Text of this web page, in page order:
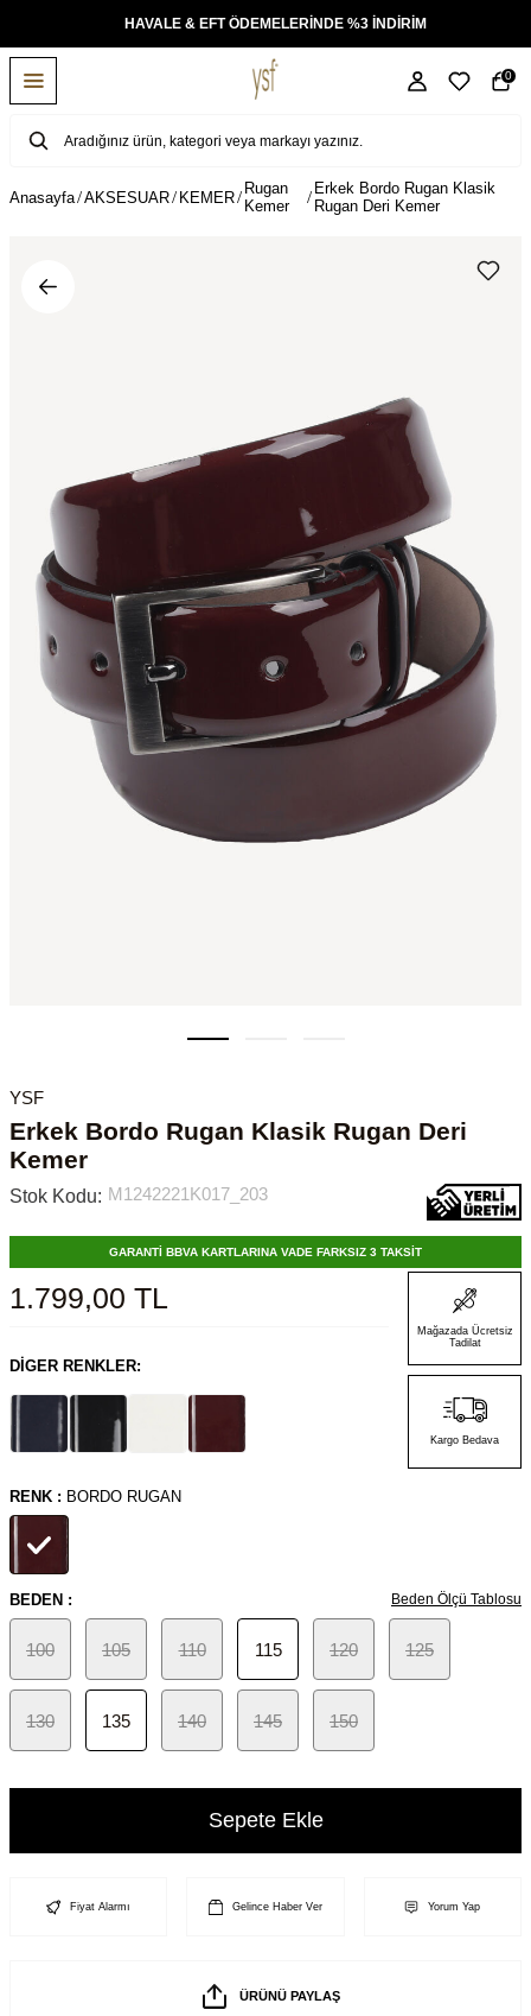
HAVALE & EFT ÖDEMELERİNDE %3 İNDİRİM
0
Anasayfa AKSESUAR KEMER
Rugan
Kemer
Erkek Bordo Rugan Klasik
Rugan Deri Kemer
YSF
Erkek Bordo Rugan Klasik Rugan Deri
Kemer
Stok Kodu: M1242221K017_203
GARANTİ BBVA KARTLARINA VADE FARKSIZ 3 TAKSİT
1.799,00 TL
DIGER RENKLER:
Mağazada Ücretsiz
Tadilat
Kargo Bedava
RENK : BORDO RUGAN
BEDEN : Beden Ölçü Tablosu
100 105 110 115 120 125
130 135 140 145 150
Sepete Ekle
Fiyat Alarmı Gelince Haber Ver Yorum Yap
ÜRÜNÜ PAYLAŞ